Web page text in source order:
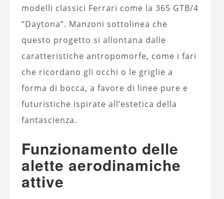
modelli classici Ferrari come la 365 GTB/4
“Daytona”. Manzoni sottolinea che
questo progetto si allontana dalle
caratteristiche antropomorfe, come i fari
che ricordano gli occhi o le griglie a
forma di bocca, a favore di linee pure e
futuristiche ispirate all’estetica della
fantascienza.
Funzionamento delle
alette aerodinamiche
attive